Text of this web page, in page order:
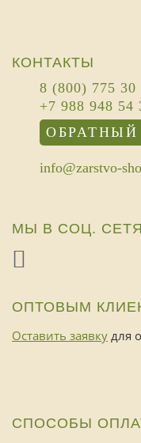
КОНТАКТЫ
8 (800) 775
+7 988 948 54
info@zarstvo-
МЫ В СОЦ.
ОПТОВЫМ
Оставить заявку для
СПОСОБЫ